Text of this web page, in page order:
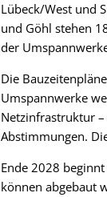
Lübeck/West und
und Göhl stehen
der
Die
Umspannwerke
Netzinfrastruktur
Abstimmungen.
Ende 2028
können abgebaut